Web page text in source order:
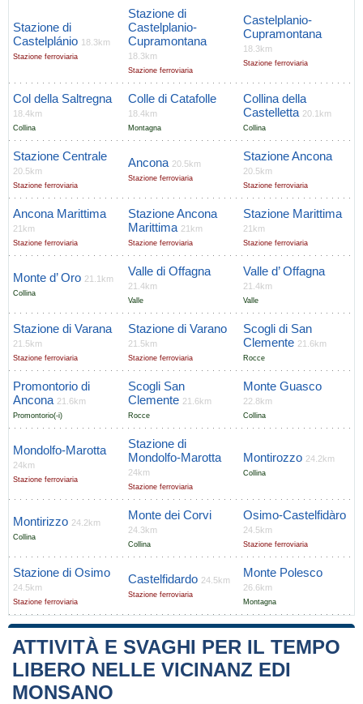
Stazione di
Castelplánio 18.3km
Stazione ferroviaria
Stazione di
Castelplanio-
Cupramontana
18.3km
Stazione ferroviaria
Castelplanio-
Cupramontana
18.3km
Stazione ferroviaria
Col della Saltregna
18.4km
Collina
Colle di Catafolle
18.4km
Montagna
Collina della
Castelletta 20.1km
Collina
Stazione Centrale
20.5km
Stazione ferroviaria
Ancona 20.5km
Stazione ferroviaria
Stazione Ancona
20.5km
Stazione ferroviaria
Ancona Marittima
21km
Stazione ferroviaria
Stazione Ancona
Marittima 21km
Stazione ferroviaria
Stazione Marittima
21km
Stazione ferroviaria
Monte d’ Oro 21.1km
Collina
Valle di Offagna
21.4km
Valle
Valle d’ Offagna
21.4km
Valle
Stazione di Varana
21.5km
Stazione ferroviaria
Stazione di Varano
21.5km
Stazione ferroviaria
Scogli di San
Clemente 21.6km
Rocce
Promontorio di
Ancona 21.6km
Promontorio(-i)
Scogli San
Clemente 21.6km
Rocce
Monte Guasco
22.8km
Collina
Mondolfo-Marotta
24km
Stazione ferroviaria
Stazione di
Mondolfo-Marotta
24km
Stazione ferroviaria
Montirozzo 24.2km
Collina
Montirizzo 24.2km
Collina
Monte dei Corvi
24.3km
Collina
Osimo-Castelfidàro
24.5km
Stazione ferroviaria
Stazione di Osimo
24.5km
Stazione ferroviaria
Castelfidardo 24.5km
Stazione ferroviaria
Monte Polesco
26.6km
Montagna
ATTIVITÀ E SVAGHI PER IL TEMPO
LIBERO NELLE VICINANZ EDI
MONSANO